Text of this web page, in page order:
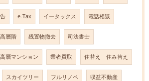
e-Tax イータックス 電話相談
層階 残置物撤去 司法書士
高層マンション 業者買取 住替え 住み替え
スカイツリー フルリノベ 収益不動産